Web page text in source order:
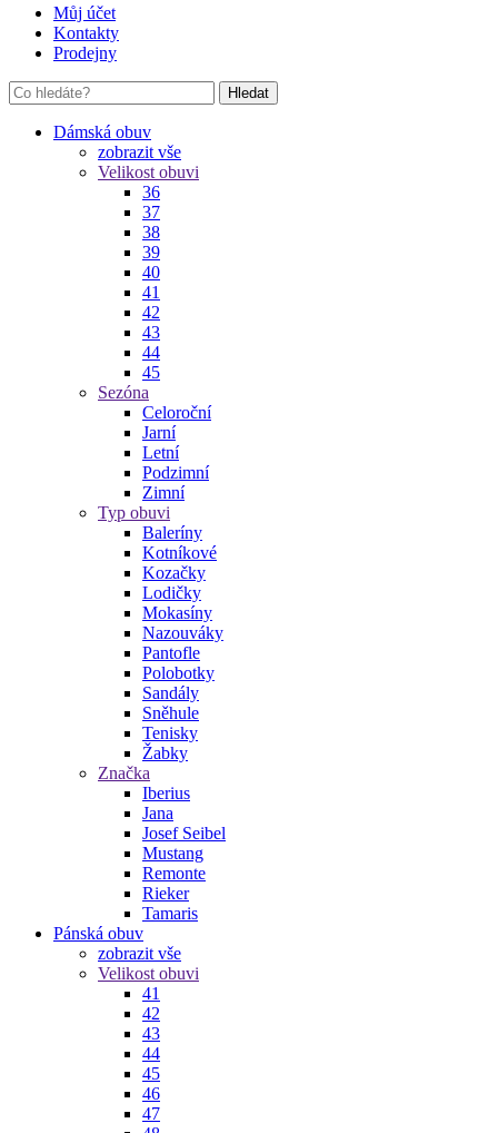
Můj účet
Kontakty
Prodejny
Hledat
Dámská obuv
zobrazit vše
Velikost obuvi
36
37
38
39
40
41
42
43
44
45
Sezóna
Celoroční
Jarní
Letní
Podzimní
Zimní
Typ obuvi
Baleríny
Kotníkové
Kozačky
Lodičky
Mokasíny
Nazouváky
Pantofle
Polobotky
Sandály
Sněhule
Tenisky
Žabky
Značka
Iberius
Jana
Josef Seibel
Mustang
Remonte
Rieker
Tamaris
Pánská obuv
zobrazit vše
Velikost obuvi
41
42
43
44
45
46
47